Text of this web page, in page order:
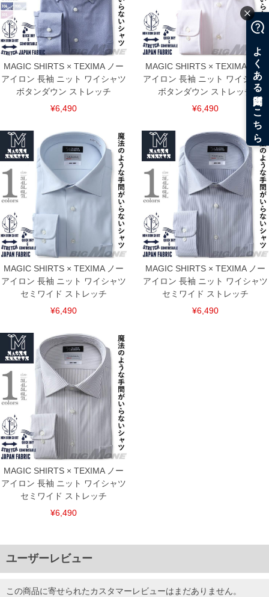
MAGIC SHIRTS × TEXIMA ノー
アイロン 長袖 ニット ワイシャツ
ボタンダウン ストレッチ
¥6,490
MAGIC SHIRTS × TEXIMA ノー
アイロン 長袖 ニット ワイシャツ
ボタンダウン ストレッチ
¥6,490
MAGIC SHIRTS × TEXIMA ノー
アイロン 長袖 ニット ワイシャツ
セミワイド ストレッチ
¥6,490
MAGIC SHIRTS × TEXIMA ノー
アイロン 長袖 ニット ワイシャツ
セミワイド ストレッチ
¥6,490
MAGIC SHIRTS × TEXIMA ノー
アイロン 長袖 ニット ワイシャツ
セミワイド ストレッチ
¥6,490
ユーザーレビュー
この商品に寄せられたカスタマーレビューはまだありません。